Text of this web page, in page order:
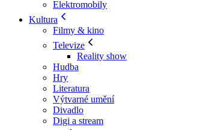
Elektromobily
Kultura
Filmy & kino
Televize
Reality show
Hudba
Hry
Literatura
Výtvarné umění
Divadlo
Digi a stream